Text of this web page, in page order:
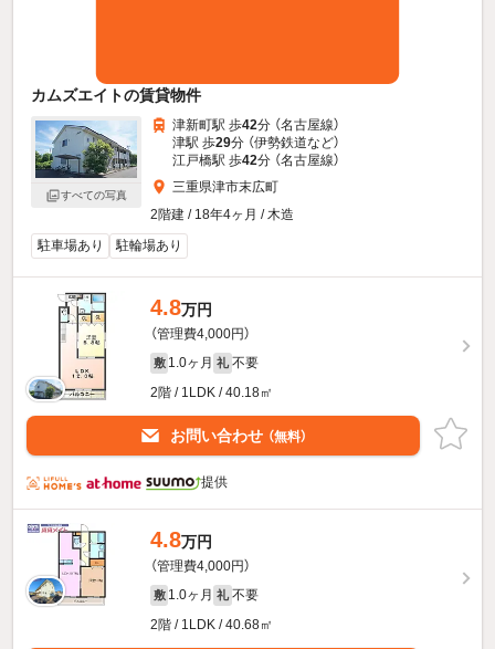
カムズエイトの賃貸物件
すべての写真
津新町駅 歩42分 （名古屋線）
津駅 歩29分 （伊勢鉄道など）
江戸橋駅 歩42分 （名古屋線）
三重県津市末広町
2階建 / 18年4ヶ月 / 木造
駐車場あり
駐輪場あり
4.8万円
（管理費4,000円）
敷 1.0ヶ月 礼 不要
2階 / 1LDK / 40.18㎡
お問い合わせ （無料）
提供
4.8万円
（管理費4,000円）
敷 1.0ヶ月 礼 不要
2階 / 1LDK / 40.68㎡